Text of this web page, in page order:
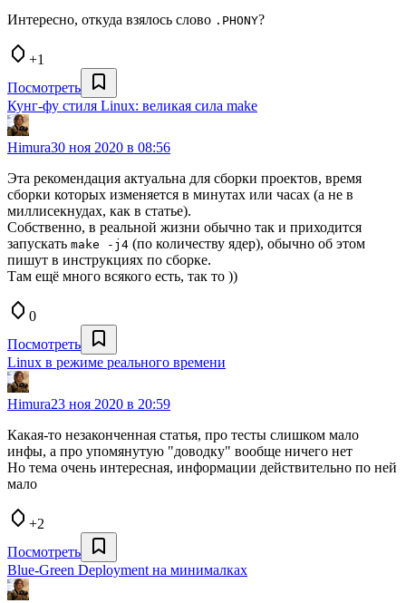
Интересно, откуда взялось слово .PHONY?
+1
Посмотреть
Кунг-фу стиля Linux: великая сила make
Himura30 ноя 2020 в 08:56
Эта рекомендация актуальна для сборки проектов, время
сборки которых изменяется в минутах или часах (а не в
миллисекнудах, как в статье).
Собственно, в реальной жизни обычно так и приходится
запускать make -j4 (по количеству ядер), обычно об этом
пишут в инструкциях по сборке.
Там ещё много всякого есть, так то ))
0
Посмотреть
Linux в режиме реального времени
Himura23 ноя 2020 в 20:59
Какая-то незаконченная статья, про тесты слишком мало
инфы, а про упомянутую "доводку" вообще ничего нет
Но тема очень интересная, информации действительно по ней
мало
+2
Посмотреть
Blue-Green Deployment на минималках